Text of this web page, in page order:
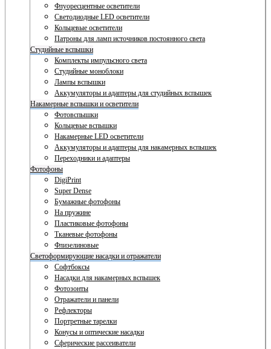
Флуоресцентные осветители
Светодиодные LED осветители
Кольцевые осветители
Патроны для ламп источников постоянного света
Студийные вспышки
Комплекты импульсного света
Студийные моноблоки
Лампы вспышки
Аккумуляторы и адаптеры для студийных вспышек
Накамерные вспышки и осветители
Фотовспышки
Кольцевые вспышки
Накамерные LED осветители
Аккумуляторы и адаптеры для накамерных вспышек
Переходники и адаптеры
Фотофоны
DigiPrint
Super Dense
Бумажные фотофоны
На пружине
Пластиковые фотофоны
Тканевые фотофоны
Флизелиновые
Светоформирующие насадки и отражатели
Софтбоксы
Насадки для накамерных вспышек
Фотозонты
Отражатели и панели
Рефлекторы
Портретные тарелки
Конусы и оптические насадки
Сферические рассеиватели